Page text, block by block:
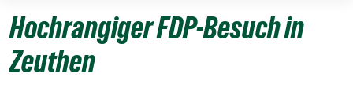
Hochrangiger FDP-Besuch in
Zeuthen